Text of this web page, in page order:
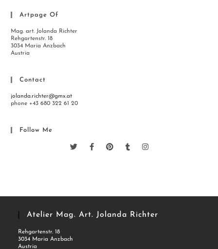
Artpage Of
Mag. art. Jolanda Richter
Rehgartenstr. 18
3034 Maria Anzbach
Austria
Contact
jolanda.richter@gmx.at
phone +43 680 322 61 20
Follow Me
Atelier Mag. Art. Jolanda Richter
Rehgartenstr. 18
3034 Maria Anzbach
Austria